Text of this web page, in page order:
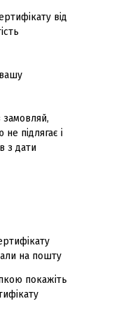
від
замовляй,
підлягає і
з дати
на пошту
покажіть